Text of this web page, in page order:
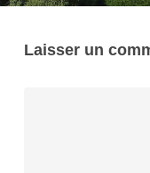
Laisser un